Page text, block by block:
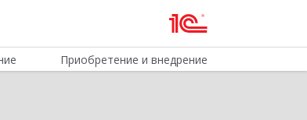
Приобретение и внедрение